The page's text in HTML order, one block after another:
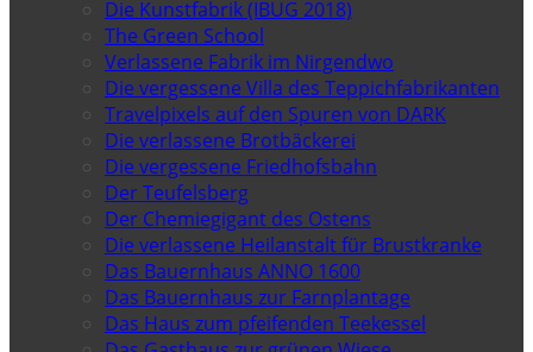
Die Kunstfabrik (IBUG 2018)
The Green School
Verlassene Fabrik im Nirgendwo
Die vergessene Villa des Teppichfabrikanten
Travelpixels auf den Spuren von DARK
Die verlassene Brotbäckerei
Die vergessene Friedhofsbahn
Der Teufelsberg
Der Chemiegigant des Ostens
Die verlassene Heilanstalt für Brustkranke
Das Bauernhaus ANNO 1600
Das Bauernhaus zur Farnplantage
Das Haus zum pfeifenden Teekessel